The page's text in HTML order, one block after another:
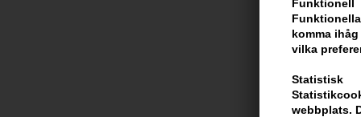
Funktionell
komma
vilka
Statistisk
webbplats.